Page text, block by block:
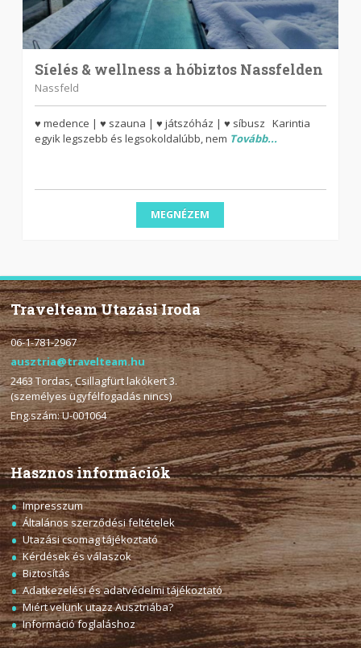
Síelés & wellness a hóbiztos Nassfelden
Nassfeld
♥ medence | ♥ szauna | ♥ játszóház | ♥ síbusz Karintia
egyik legszebb és legsokoldalúbb, nem Tovább...
MEGNÉZEM
Travelteam Utazási Iroda
06-1-781-2967
ausztria@travelteam.hu
2463 Tordas, Csillagfürt lakókert 3.
(személyes ügyfélfogadás nincs)
Eng.szám: U-001064
Hasznos információk
Impresszum
Általános szerződési feltételek
Utazási csomag tájékoztató
Kérdések és válaszok
Biztosítás
Adatkezelési és adatvédelmi tájékoztató
Miért velünk utazz Ausztriába?
Információ foglaláshoz